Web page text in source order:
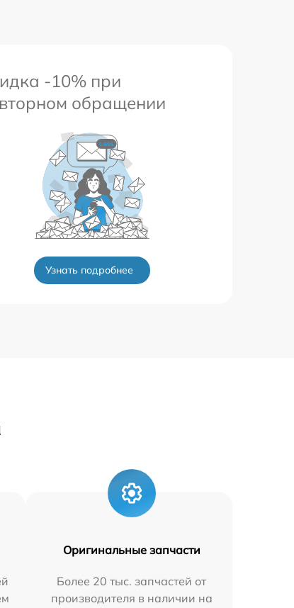
-10% при
обращении
Узнать подробнее
Оригинальные запчасти
Более 20 тыс. запчастей от
производителя в наличии на